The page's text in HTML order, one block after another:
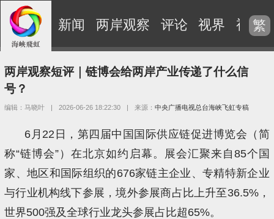
新闻 两岸观察 评论 视界 视频
繁
两岸观察短评｜链博会给两岸产业传递了什么信
号？
编辑：马晓叶 | 2026-06-26 18:22:30 | 来源：中央广播电视总台海峡飞虹专稿
6月22日，第四届中国国际供应链促进博览会（简
称“链博会”）在北京如约启幕。展会汇聚来自85个国
家、地区和国际组织的676家链主企业、专精特新企业
与行业机构线下参展，境外参展商占比上升至36.5%，
世界500强及全球行业龙头参展占比超65%。